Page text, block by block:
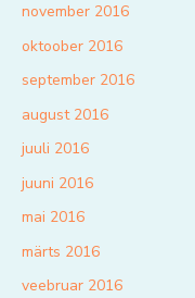
november 2016
oktoober 2016
september 2016
august 2016
juuli 2016
juuni 2016
mai 2016
märts 2016
veebruar 2016